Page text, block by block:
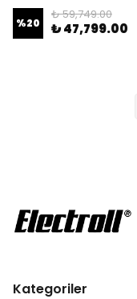
%20
₺ 59,749.00
₺ 47,799.00
Kategoriler